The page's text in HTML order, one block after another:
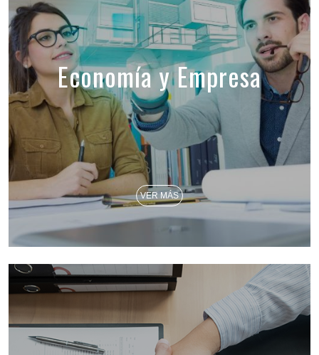
Economía y Empresa
VER MÁS